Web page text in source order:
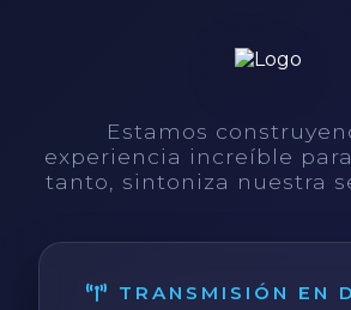
Estamos
experiencia increíble
tanto, sintoniza nuestra
TRANSMISIÓN EN